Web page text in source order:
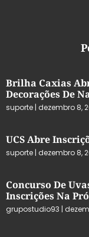
Brilha Caxias
Decorações De
suporte dezembro 8,
UCS Abre
suporte dezembro 8,
Concurso De
Inscrições Na
grupostudio93